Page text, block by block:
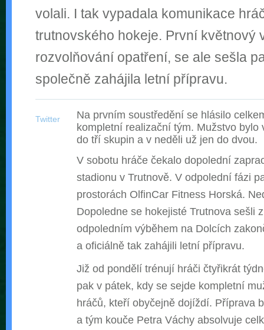
volali. I tak vypadala komunikace
trutnovského hokeje. První květnový
rozvolňování opatření, se ale sešla
společně zahájila letní přípravu.
Twitter
Na prvním soustředění se hlásilo
kompletní realizační tým. Mužstvo bylo
do tří skupin a v neděli už jen do dvou.
V sobotu hráče čekalo dopolední
stadionu v Trutnově. V odpolední fázi
prostorách OlfinCar Fitness Horská.
Dopoledne se hokejisté Trutnova sešli
odpoledním výběhem na Dolcích
a oficiálně tak zahájili letní přípravu.
Již od pondělí trénují hráči čtyřikrát
pak v pátek, kdy se sejde kompletní
hráčů, kteří obyčejně dojíždí. Příprava
a tým kouče Petra Váchy absolvuje